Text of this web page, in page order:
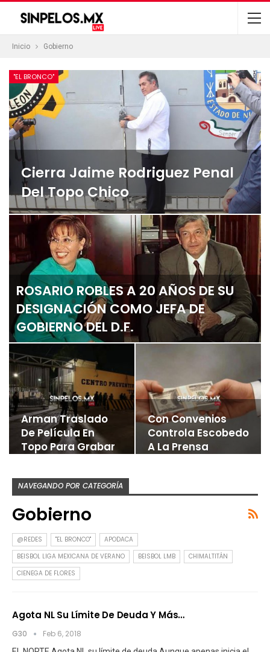
Inicio Gobierno
"EL BRONCO"
Cierra Jaime Rodriguez Penal
Del Topo Chico
ROSARIO ROBLES A 20 AÑOS DE SU
DESIGNACIÓN COMO JEFA DE
GOBIERNO DEL D.F.
Arman Traslado
De Película En
Topo Para Grabar
Con Convenios
Controla Escobedo
A La Prensa
NAVEGANDO POR CATEGORÍA
Gobierno
@REDES "EL BRONCO"
APODACA
BEISBOL LIGA MEXICANA DE VERANO
BEISBOL LMB
CHIMALTITÁN
CIENEGA DE FLORES
Agota NL Su Límite De Deuda Y Más…
G30 Feb 6, 2018